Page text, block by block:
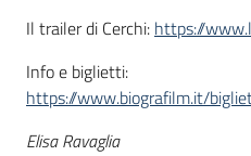
Il trailer di Cerchi: https://
Info e biglietti:
https://www.biografilm.it/
Elisa Ravaglia